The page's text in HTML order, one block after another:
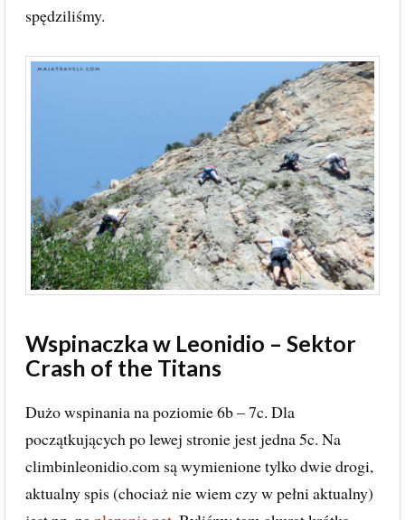
spędziliśmy.
Wspinaczka w Leonidio – Sektor
Crash of the Titans
Dużo wspinania na poziomie 6b – 7c. Dla
początkujących po lewej stronie jest jedna 5c. Na
climbinleonidio.com są wymienione tylko dwie drogi,
aktualny spis (chociaż nie wiem czy w pełni aktualny)